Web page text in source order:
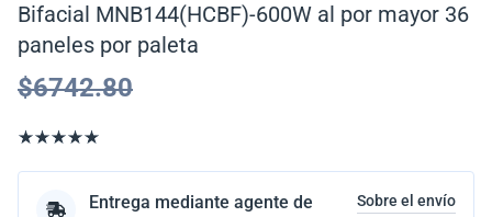
Bifacial MNB144(HCBF)-600W al por mayor 36
paneles por paleta
$6742.80
Entrega mediante agente de
Sobre el envío